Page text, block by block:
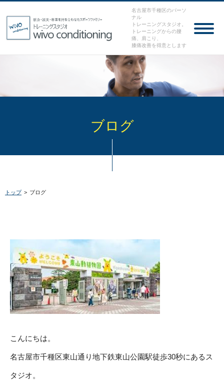
名古屋市千種区のパーソ
ナル
トレーニングスタジオ。
トレーニングからの腰
痛、肩こり、
膝痛改善を得意とします
ブログ
トップ > ブログ
こんにちは。
名古屋市千種区東山通り地下鉄東山公園駅徒歩30秒にあるス
タジオ。